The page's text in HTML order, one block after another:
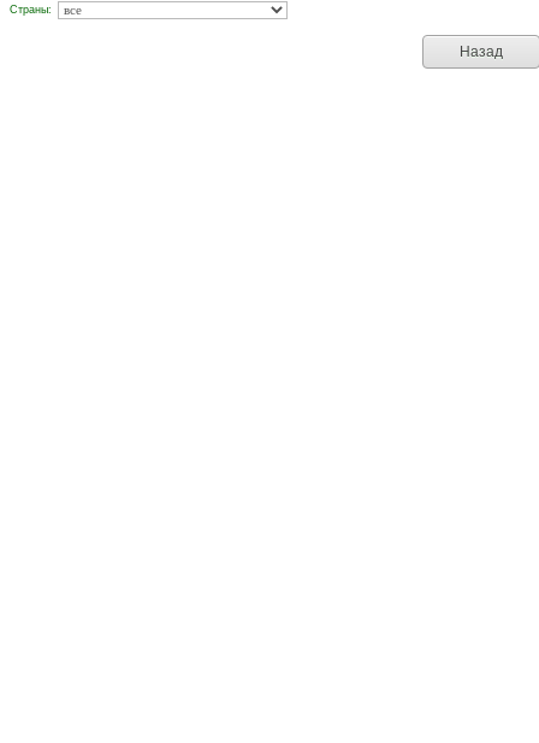
Страны:
Назад